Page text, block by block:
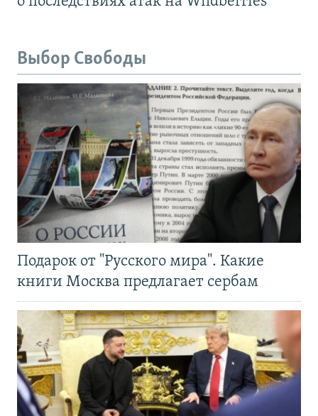
Выбор Свободы
Подарок от "Русского мира". Какие
книги Москва предлагает сербам